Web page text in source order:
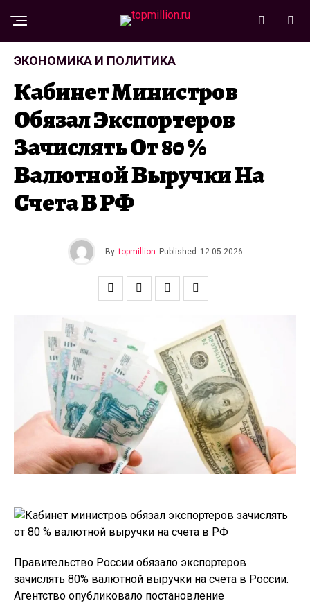
ЭКОНОМИКА И ПОЛИТИКА
Кабинет Министров
Обязал Экспортеров
Зачислять От 80 %
Валютной Выручки На
Счета В РФ
By topmillion Published 12.05.2026
Правительство России обязало экспортеров
зачислять 80% валютной выручки на счета в России.
Агентство опубликовало постановление